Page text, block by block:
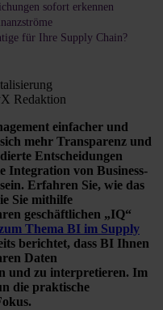
sofort erkennen
für Ihre Supply Chain?
Redaktion
einfacher und
mehr Transparenz und
Entscheidungen
Integration von Business-
Erfahren Sie, wie das
Sie mithilfe
geschäftlichen „IQ“
Thema BI im Supply
berichtet, dass BI Ihnen
Daten
und zu interpretieren. Im
die praktische